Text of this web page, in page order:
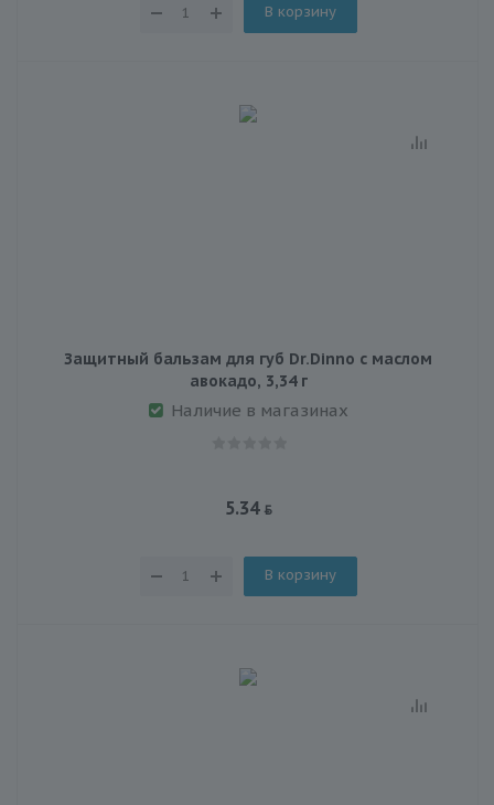
В корзину
Защитный бальзам для губ Dr.Dinno с маслом
авокадо, 3,34 г
Наличие в магазинах
5.34
В корзину